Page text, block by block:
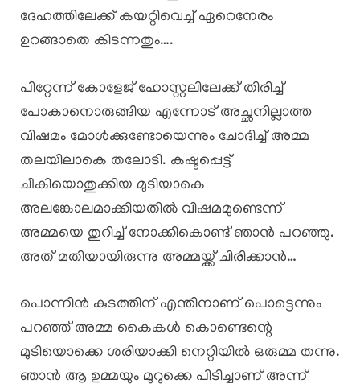
ദേഹത്തിലേക്ക് കയറ്റിവെച്ച് ഏറെനേരം
ഉറങ്ങാതെ കിടന്നതും….
പിറ്റേന്ന് കോളേജ് ഹോസ്റ്റലിലേക്ക് തിരിച്ച്
പോകാനൊരുങ്ങിയ എന്നോട് അച്ഛനില്ലാത്ത
വിഷമം മോൾക്കുണ്ടോയെന്നും ചോദിച്ച് അമ്മ
തലയിലാകെ തലോടി. കഷ്ടപ്പെട്ട്
ചീകിയൊതുക്കിയ മുടിയാകെ
അലങ്കോലമാക്കിയതിൽ വിഷമമുണ്ടെന്ന്‌
അമ്മയെ തുറിച്ച് നോക്കികൊണ്ട് ഞാൻ പറഞ്ഞു.
അത് മതിയായിരുന്നു അമ്മയ്ക്ക് ചിരിക്കാൻ…
പൊന്നിൻ കുടത്തിന് എന്തിനാണ് പൊട്ടെന്നും
പറഞ്ഞ് അമ്മ കൈകൾ കൊണ്ടെന്റെ
മുടിയൊക്കെ ശരിയാക്കി നെറ്റിയിൽ ഒരുമ്മ തന്നു.
ഞാൻ ആ ഉമ്മയും മുറുക്കെ പിടിച്ചാണ് അന്ന്